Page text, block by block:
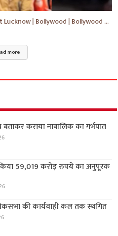
Sani Deol & Preity Zinta visits at Lucknow | Bollywood | Bollywood News | #bollywood #shorts #yt
more
कराया नाबालिक का गर्भपात
59,019 करोड़ रुपये का अनुपूरक
की कार्यवाही कल तक स्थगित